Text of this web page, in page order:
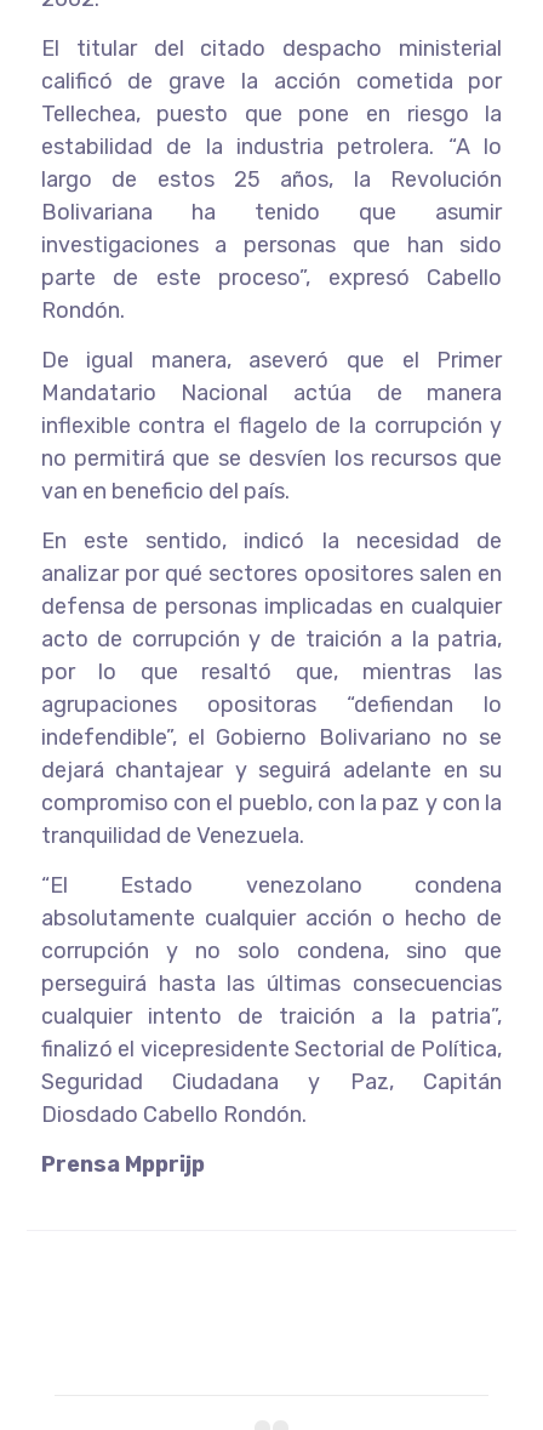
El titular del citado despacho ministerial
calificó de grave la acción cometida por
Tellechea, puesto que pone en riesgo la
estabilidad de la industria petrolera. “A lo
largo de estos 25 años, la Revolución
Bolivariana ha tenido que asumir
investigaciones a personas que han sido
parte de este proceso”, expresó Cabello
Rondón.
De igual manera, aseveró que el Primer
Mandatario Nacional actúa de manera
inflexible contra el flagelo de la corrupción y
no permitirá que se desvíen los recursos que
van en beneficio del país.
En este sentido, indicó la necesidad de
analizar por qué sectores opositores salen en
defensa de personas implicadas en cualquier
acto de corrupción y de traición a la patria,
por lo que resaltó que, mientras las
agrupaciones opositoras “defiendan lo
indefendible”, el Gobierno Bolivariano no se
dejará chantajear y seguirá adelante en su
compromiso con el pueblo, con la paz y con la
tranquilidad de Venezuela.
“El Estado venezolano condena
absolutamente cualquier acción o hecho de
corrupción y no solo condena, sino que
perseguirá hasta las últimas consecuencias
cualquier intento de traición a la patria”,
finalizó el vicepresidente Sectorial de Política,
Seguridad Ciudadana y Paz, Capitán
Diosdado Cabello Rondón.
Prensa Mpprijp